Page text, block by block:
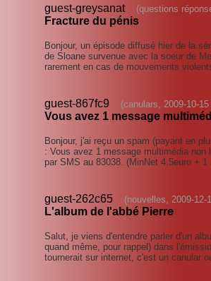
guest-greysanat (questions
Fracture du pénis
Bonjour, un épisode diffusé hier de la
de Sloane survenue avec la soeur de
rarement en cas de mouvements
guest-867fc9 (canulars, 2009-10-
Vous avez 1 message
Bonjour, j'ai reçu un spam (payant en
: Vous avez 1 message multimédia
par SMS au 83038. (MinNet 4.5euro +
guest-262c65 (nouvelles, 2009-12-
L'album de l'abbé Pierre
Salut, je viens d'entendre parler d'un
quand même, pour rappel) dans
tournerait sur internet, c'est un canular